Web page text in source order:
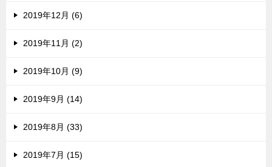
2019年12月 (6)
2019年11月 (2)
2019年10月 (9)
2019年9月 (14)
2019年8月 (33)
2019年7月 (15)